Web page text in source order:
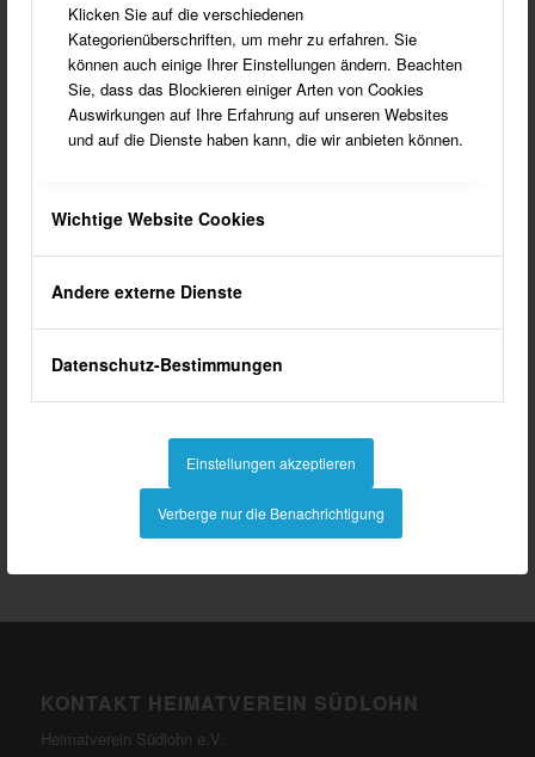
Klicken Sie auf die verschiedenen
Kategorienüberschriften, um mehr zu erfahren. Sie
können auch einige Ihrer Einstellungen ändern. Beachten
Sie, dass das Blockieren einiger Arten von Cookies
Auswirkungen auf Ihre Erfahrung auf unseren Websites
und auf die Dienste haben kann, die wir anbieten können.
Wichtige Website Cookies
Andere externe Dienste
Datenschutz-Bestimmungen
Einstellungen akzeptieren
Verberge nur die Benachrichtigung
Grundriss des Doppelheuerlinghauses
Aus „Ländliches Bauen im
Westmünsterland“
KONTAKT HEIMATVEREIN SÜDLOHN
Heimatverein Südlohn e.V.